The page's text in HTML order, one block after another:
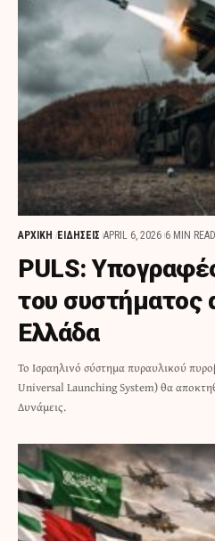
ΑΡΧΙΚΗ ΕΙΔΗΣΕΙΣ APRIL 6, 2026 6 MIN READ
PULS:
του συστήματος
Ελλάδα
Το Ισραηλινό σύστημα πυραυλικού
Universal Launching System) θα
Δυνάμεις.